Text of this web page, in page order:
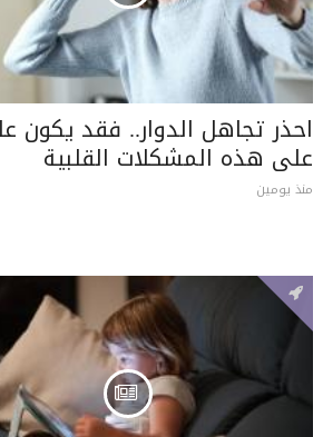
احذر تجاهل الدوار.. فقد يكون
على هذه المشكلات القلبية
منذ يومين